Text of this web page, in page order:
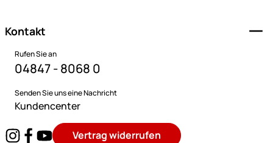
Kontakt
Rufen Sie an
04847 - 8068 0
Senden Sie uns eine Nachricht
Kundencenter
Vertrag widerrufen